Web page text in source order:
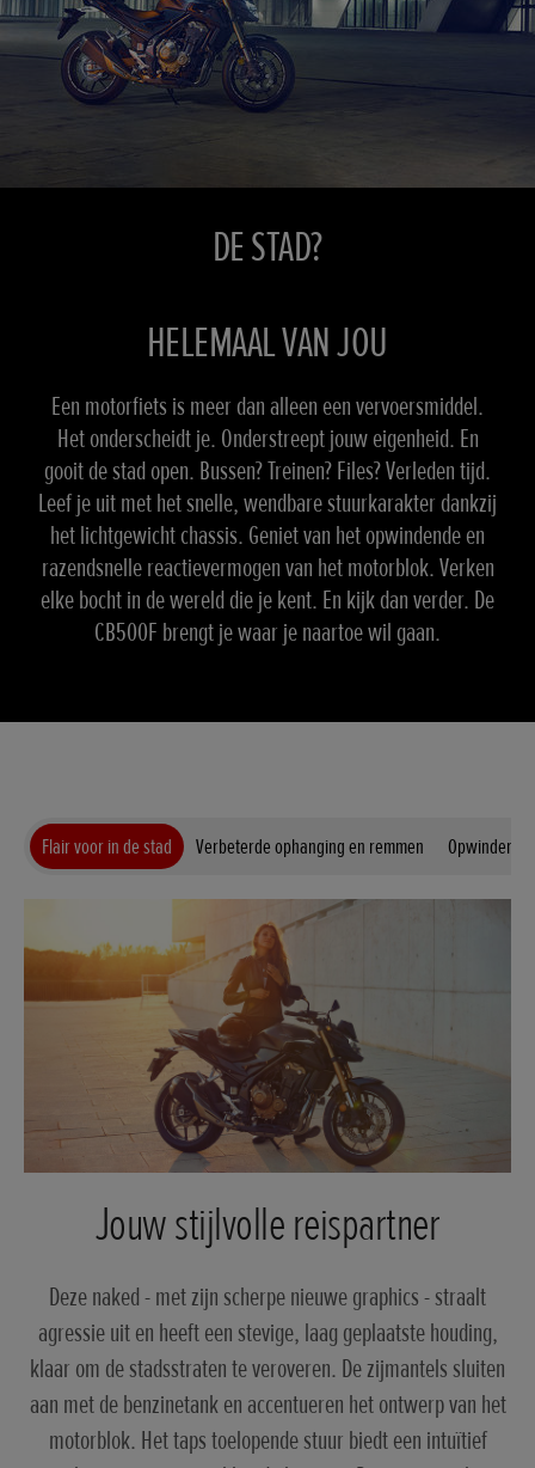
DE STAD?
HELEMAAL VAN JOU
Een motorfiets is meer dan alleen een vervoersmiddel.
Het onderscheidt je. Onderstreept jouw eigenheid. En
gooit de stad open. Bussen? Treinen? Files? Verleden tijd.
Leef je uit met het snelle, wendbare stuurkarakter dankzij
het lichtgewicht chassis. Geniet van het opwindende en
razendsnelle reactievermogen van het motorblok. Verken
elke bocht in de wereld die je kent. En kijk dan verder. De
CB500F brengt je waar je naartoe wil gaan.
Flair voor in de stad Verbeterde ophanging en remmen
Jouw stijlvolle reispartner
Deze naked - met zijn scherpe nieuwe graphics - straalt
agressie uit en heeft een stevige, laag geplaatste houding,
klaar om de stadsstraten te veroveren. De zijmantels sluiten
aan met de benzinetank en accentueren het ontwerp van het
motorblok. Het taps toelopende stuur biedt een intuïtief